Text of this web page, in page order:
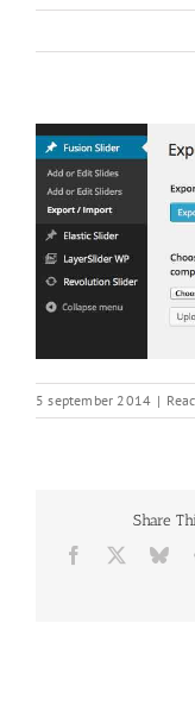
5 september 2014 |
Share
Facebook